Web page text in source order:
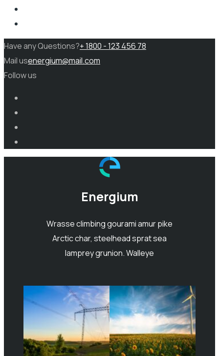
Have any Questions?+ 1800 - 123 456 78
Mail usenergium@mail.com
Follow us
Energium
Wrasse climbing gourami amur pike
Arctic char, steelhead sprat sea
lamprey grunion. Walleye